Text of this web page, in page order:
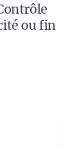
ou fin